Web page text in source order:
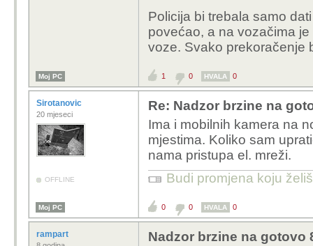
Promet ima samo
koji provode neku od
druge ljude.
Policiju ionako boli
Svi znaju gdje su te
voziti. Svrha im je
um nas balkanaca.
Policija bi trebala samo
povećao, a na vozačima
voze. Svako prekoračenje
Moj PC 1 0 HVALA 0
Sirotanovic
20 mjeseci
OFFLINE
Re: Nadzor brzine na
Ima i mobilnih kamera na
mjestima. Koliko sam
nama pristupa el. mreži.
Budi promjena koju
Moj PC 0 0 HVALA 0
rampart
Nadzor brzine na gotovo